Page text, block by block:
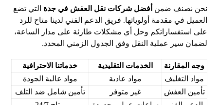
نحن نصنف ضمن أفضل شركات نقل العفش في جدة التي تضع
العميل في مقدمة أولوياتها. فريق الدعم الفني لدينا متاح للرد
على استفساراتكم وحل أي مشكلات طارئة على مدار الساعة،
لضمان سير عملية النقل وفق الجدول الزمني المحدد.
وجه المقارنة الخدمات التقليدية
خدماتنا الاحترافية
مواد التغليف
مواد عادية
مواد عالية الجودة
تأمين العفش
غير متوفر
تأمين شامل ضد التلف